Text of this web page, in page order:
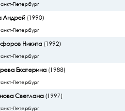
Петербург
Андрей(1990)
Петербург
Никита(1992)
Петербург
Екатерина(1988)
Петербург
Светлана(1997)
Петербург